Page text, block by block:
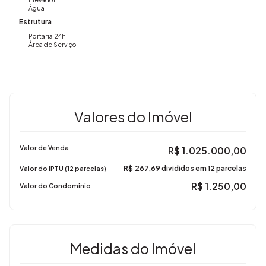
Água
Estrutura
Portaria 24h
Área de Serviço
Valores do Imóvel
R$ 1.025.000,00
Valor de Venda
Valor do IPTU (12 parcelas) R$ 267,69 divididos em 12 parcelas
Valor do Condominio R$ 1.250,00
Medidas do Imóvel